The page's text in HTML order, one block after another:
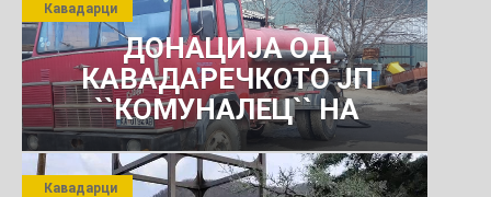
ДОНАЦИЈА ОД
КАВАДАРЕЧКОТО ЈП
``КОМУНАЛЕЦ`` НА
РОСОМАНСКОТО ЈАВНО
ПРЕТПРИЈАТИЕ ЗА
Кавадарци
Кавадарци